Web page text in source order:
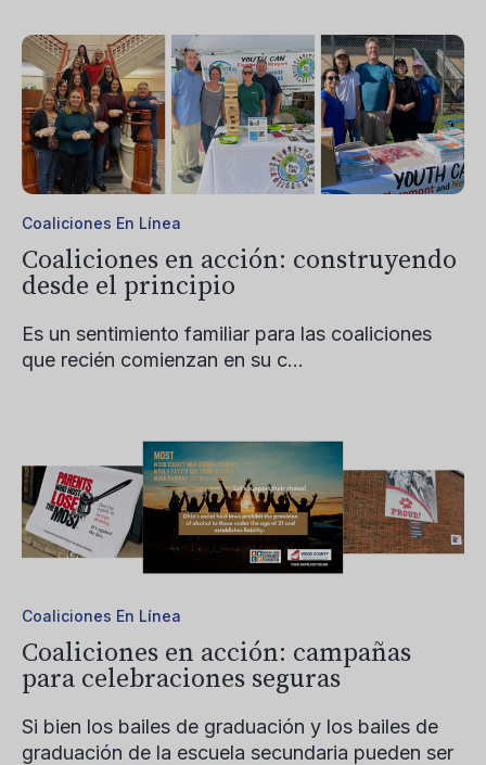
Coaliciones En Línea
Coaliciones en acción: construyendo
desde el principio
Es un sentimiento familiar para las coaliciones
que recién comienzan en su c...
Coaliciones En Línea
Coaliciones en acción: campañas
para celebraciones seguras
Si bien los bailes de graduación y los bailes de
graduación de la escuela secundaria pueden ser